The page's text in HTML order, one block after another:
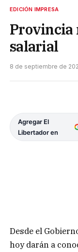
EDICIÓN IMPRESA
Provincia
salarial
8 de septiembre de
Agregar El
Libertador en
Desde el
hoy darán a